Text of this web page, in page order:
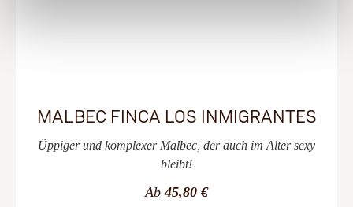
MALBEC FINCA LOS INMIGRANTES
Üppiger und komplexer Malbec, der auch im Alter sexy
bleibt!
Ab45,80 €